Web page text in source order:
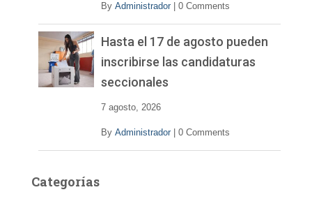
By Administrador 0 Comments
Hasta el 17 de agosto pueden
inscribirse las candidaturas
seccionales
7 agosto, 2026
By Administrador 0 Comments
Categorías